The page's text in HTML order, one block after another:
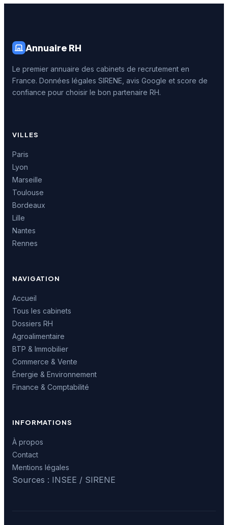
Annuaire RH
Le premier annuaire des cabinets de recrutement en
France. Données légales SIRENE, avis Google et score de
confiance pour choisir le bon partenaire RH.
VILLES
Paris
Lyon
Marseille
Toulouse
Bordeaux
Lille
Nantes
Rennes
NAVIGATION
Accueil
Tous les cabinets
Dossiers RH
Agroalimentaire
BTP & Immobilier
Commerce & Vente
Énergie & Environnement
Finance & Comptabilité
INFORMATIONS
À propos
Contact
Mentions légales
Sources : INSEE / SIRENE